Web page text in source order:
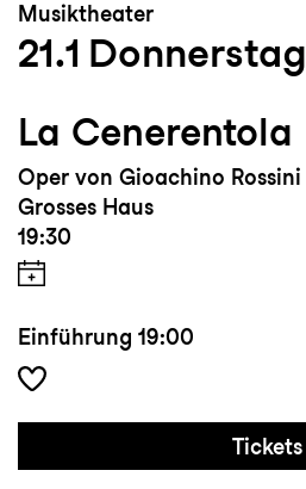
Musiktheater
21.1 Donnerstag
La Cenerentola
Oper von Gioachino Rossini
Grosses Haus
19:30
Einführung 19:00
Tickets